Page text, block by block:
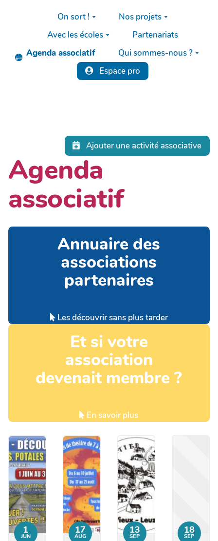
Aller au contenu principal
On sort !
Nos projets
Avec les écoles
Partenariats
Agenda associatif
Qui sommes-nous ?
Espace pro
Ajouter une activité associative
Agenda
associatif
Annuaire des
associations
partenaires
Les découvrir sans plus tarder
Et si votre
association
devenait membre ?
En savoir plus
1
JUN
17
AUG
13
SEP
18
SEP